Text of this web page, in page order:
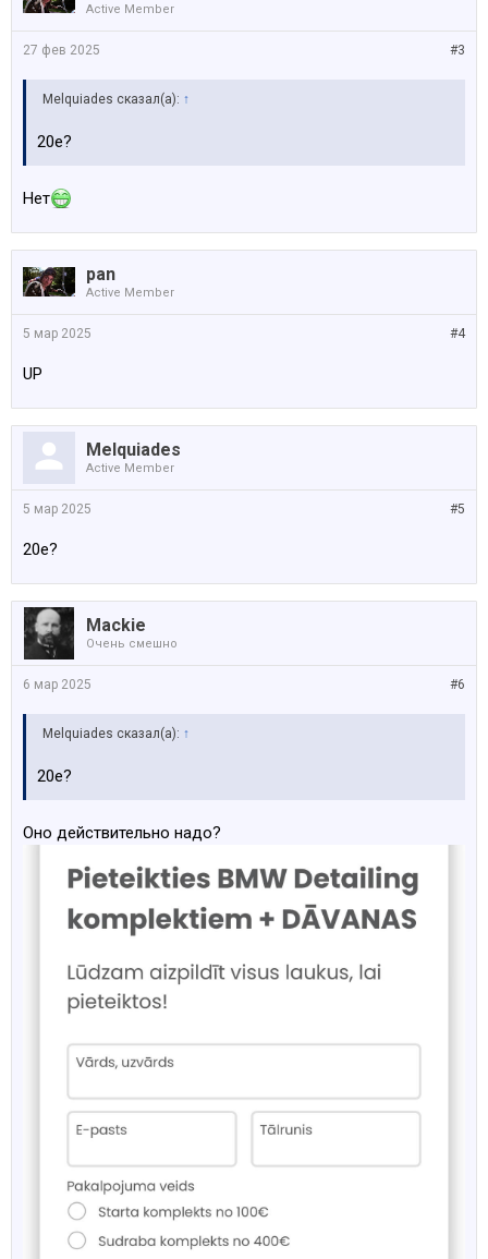
Active Member
#3
27 фев 2025
Melquiades сказал(а): ↑
20е?
Нет
pan
Active Member
#4
5 мар 2025
UP
Melquiades
Active Member
#5
5 мар 2025
20e?
Mackie
Очень смешно
#6
6 мар 2025
Melquiades сказал(а): ↑
20e?
Оно действительно надо?